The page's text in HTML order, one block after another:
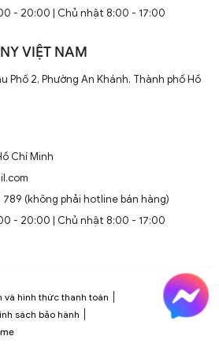
hợp công nghệ tiên tiến như điều khiển
Lý Hoạt Động
quạt trần cánh dài
điều khiển và thân quạt. Các cánh quạt
liệu như gỗ, kim loại hoặc
bảo độ bền và hiệu suất.
cơ bản
quay các cánh quạt, tạo ra dòng không
không gian phòng.
tích hợp
- 20:00 | Chủ nhật 8:00 - 17:00
VIỆT NAM
Phố 2, Phường An Khánh, Thành phố Hồ
Chí Minh
789 (không phải hotline bán hàng)
- 20:00 | Chủ nhật 8:00 - 17:00
và hình thức thanh toán
sách bảo hành